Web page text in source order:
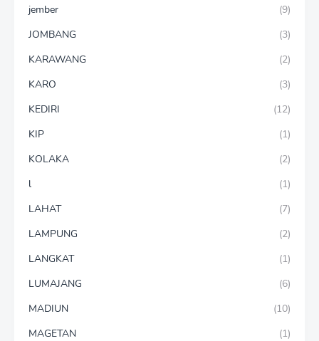
jember
(9)
JOMBANG
(3)
KARAWANG
(2)
KARO
(3)
KEDIRI
(12)
KIP
(1)
KOLAKA
(2)
l
(1)
LAHAT
(7)
LAMPUNG
(2)
LANGKAT
(1)
LUMAJANG
(6)
MADIUN
(10)
MAGETAN
(1)